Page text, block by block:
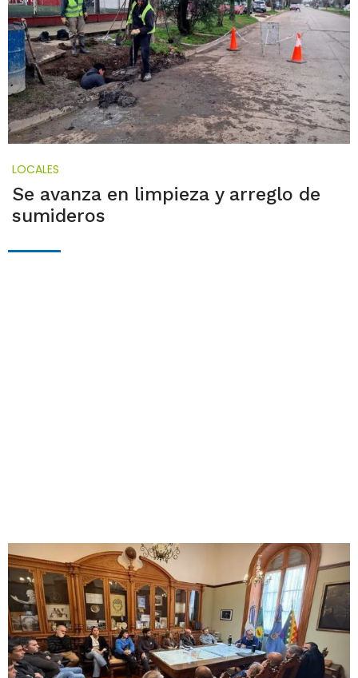
LOCALES
Se avanza en limpieza y arreglo de
sumideros